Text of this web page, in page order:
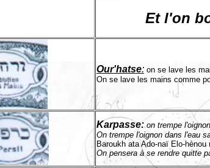
Et l'on
Our'hatse: on se lave les
On se lave les mains comme
Karpasse: on trempe
On trempe l'oignon dans l'eau
Baroukh ata Ado-naï Elo-
On pensera à se rendre quitte